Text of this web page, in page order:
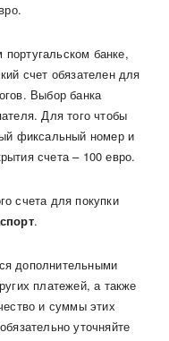
банке,
счет обязателен для
Выбор банка
Для того чтобы
фиксальный номер и
счета – 100 евро.
счета для покупки
.
дополнительными
платежей, а также
и суммы этих
уточняйте